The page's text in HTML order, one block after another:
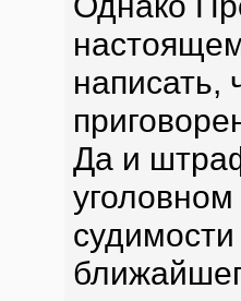
Да и
судимости